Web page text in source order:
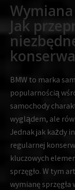
Wymiana
Jak
BMW to marka
popularnością
samochody
wyglądem, ale
Jednak jak każdy
regularnej
kluczowych
sprzęgło. W tym
wymianę sprzęgła